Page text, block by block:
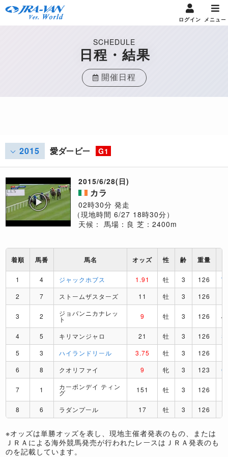
ログイン メニュー
SCHEDULE
日程・結果
開催日程
2015 愛ダービー G1
2015/6/28(日)
カラ
02時30分 発走
（現地時間 6/27 18時30分）
天候： 馬場：良 芝：2400m
着順 馬番 馬名 オッズ 性 齢 重量
1 4 ジャックホブス 1.91 牡 3 126
2
7 ストームザスターズ 11 牡 3 126
3 2 ジョバンニカナレッ
ト 9 牡 3 126 J
4 5 キリマンジャロ 21 牡 3 126
S
5
3 ハイランドリール 3.75 牡 3 126
6
8 クオリファイ 9 牝 3 123 C
7 1 カーボンデイ ティン
グ 151 牡 3 126
8 6 ラダンプール 17 牡 3 126
※オッズは単勝オッズを表し、現地主催者発表のもの、または
ＪＲＡによる海外競馬発売が行われたレースはＪＲＡ発表のも
のを記載しています。